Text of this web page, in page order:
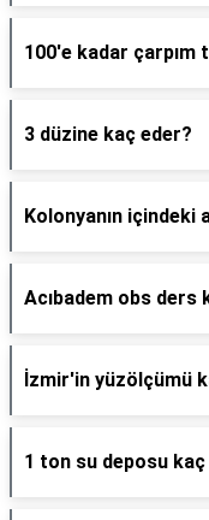
100'e kadar çarpım
3 düzine kaç eder?
Kolonyanın içindeki
Acıbadem obs ders
İzmir'in yüzölçümü
1 ton su deposu